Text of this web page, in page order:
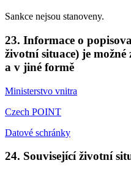
Sankce nejsou stanoveny.
23. Informace o
životní situace) je
a v jiné formě
Ministerstvo vnitra
Czech POINT
Datové schránky
24. Související životní